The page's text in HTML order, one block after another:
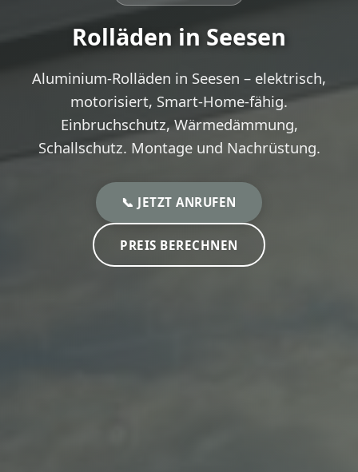
Rolläden in Seesen
Aluminium-Rolläden in Seesen – elektrisch,
motorisiert, Smart-Home-fähig.
Einbruchschutz, Wärmedämmung,
Schallschutz. Montage und Nachrüstung.
📞 JETZT ANRUFEN
PREIS BERECHNEN